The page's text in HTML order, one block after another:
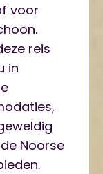
voor
reis
in
Noorse